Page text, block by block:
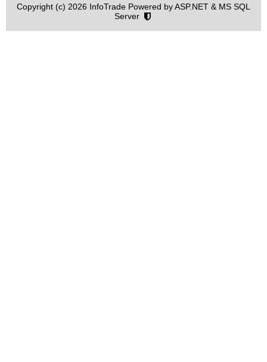
Copyright (c) 2026 InfoTrade Powered by ASP.NET & MS SQL
Server